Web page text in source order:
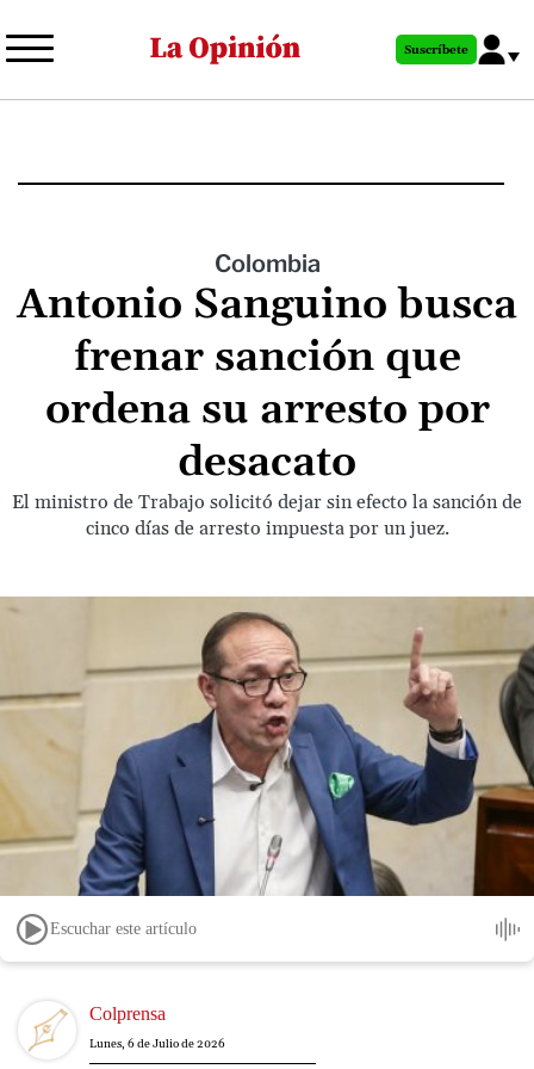
al
principal
Suscríbete
Colombia
Antonio Sanguino busca
frenar sanción que
ordena su arresto por
desacato
El ministro de Trabajo solicitó dejar sin efecto la sanción de
cinco días de arresto impuesta por un juez.
Escuchar este artículo
Image Colprensa
Lunes, 6 de Julio de 2026